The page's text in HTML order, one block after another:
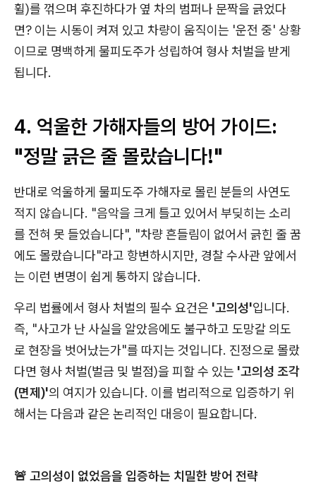
휠)를 꺾으며 후진하다가 옆 차의 범퍼나 문짝을 긁었다
면? 이는 시동이 켜져 있고 차량이 움직이는 '운전 중' 상황
이므로 명백하게 물피도주가 성립하여 형사 처벌을 받게
됩니다.
4. 억울한 가해자들의 방어 가이드:
"정말 긁은 줄 몰랐습니다!"
반대로 억울하게 물피도주 가해자로 몰린 분들의 사연도
적지 않습니다. "음악을 크게 틀고 있어서 부딪히는 소리
를 전혀 못 들었습니다", "차량 흔들림이 없어서 긁힌 줄 꿈
에도 몰랐습니다"라고 항변하시지만, 경찰 수사관 앞에서
는 이런 변명이 쉽게 통하지 않습니다.
우리 법률에서 형사 처벌의 필수 요건은 '고의성'입니다.
즉, "사고가 난 사실을 알았음에도 불구하고 도망갈 의도
로 현장을 벗어났는가"를 따지는 것입니다. 진정으로 몰랐
다면 형사 처벌(벌금 및 벌점)을 피할 수 있는 '고의성 조각
(면제)'의 여지가 있습니다. 이를 법리적으로 입증하기 위
해서는 다음과 같은 논리적인 대응이 필요합니다.
🚨 고의성이 없었음을 입증하는 치밀한 방어 전략